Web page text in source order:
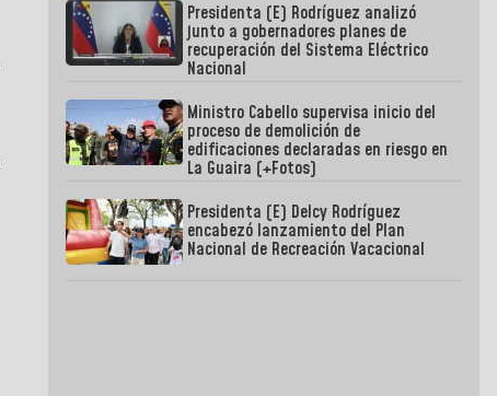
Presidenta (E) Rodríguez analizó
junto a gobernadores planes de
recuperación del Sistema Eléctrico
Nacional
Ministro Cabello supervisa inicio del
proceso de demolición de
edificaciones declaradas en riesgo en
La Guaira (+Fotos)
Presidenta (E) Delcy Rodríguez
encabezó lanzamiento del Plan
Nacional de Recreación Vacacional